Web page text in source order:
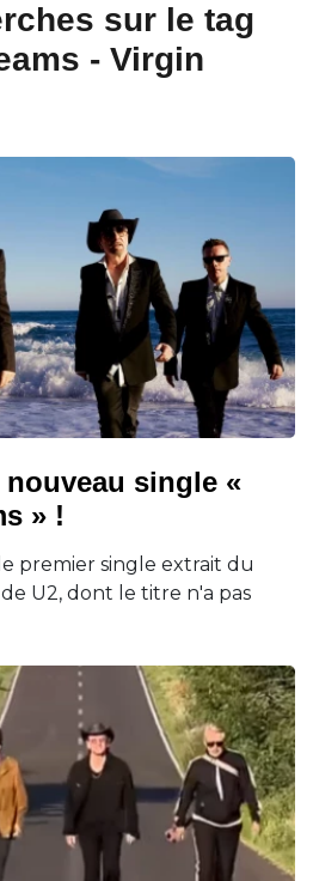
sur le tag
- Virgin
single «
» !
premier single extrait du
U2, dont le titre n'a pas